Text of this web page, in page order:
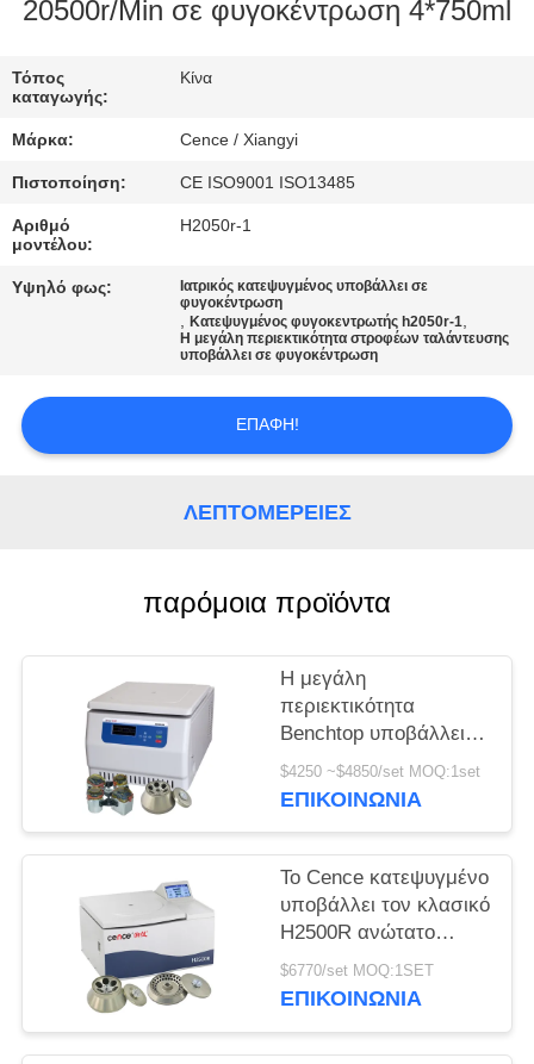
ΈΛΕΓΧΟΣ
ΕΠΙΚΟΙΝΩΝΉΣΤΕ
ΕΙΔΉΣΕΙΣ
ΥΠΟΘΈΣΕΙΣ
VR
20500r/Min σε φυγοκέντρωση 4*750ml
Τόπος
καταγωγής:
Κίνα
Μάρκα: Cence / Xiangyi
Πιστοποίηση: CE ISO9001 ISO13485
Αριθμό
μοντέλου:
H2050r-1
Υψηλό φως:
Ιατρικός κατεψυγμένος υποβάλλει σε
φυγοκέντρωση
,Κατεψυγμένος φυγοκεντρωτής h2050r-1,
Η μεγάλη περιεκτικότητα στροφέων ταλάντευσης
υποβάλλει σε φυγοκέντρωση
ΕΠΑΦΉ!
ΛΕΠΤΟΜΈΡΕΙΕΣ
παρόμοια προϊόντα
Η μεγάλη
περιεκτικότητα
Benchtop υποβάλλει
H2050R με το στροφέα
ταλάντευσης 4*750ml
$4250 ~$4850/set MOQ:1set
ΕΠΙΚΟΙΝΩΝΊΑ
Το Cence κατεψυγμένο
υποβάλλει τον κλασικό
H2500R ανώτατο
στροφέα γωνίας
ικανότητας 6x100ml
$6770/set MOQ:1SET
ΕΠΙΚΟΙΝΩΝΊΑ